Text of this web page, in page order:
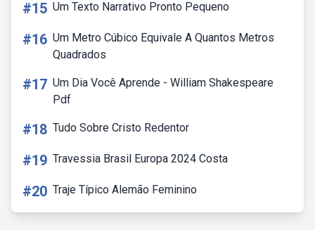
#15 Um Texto Narrativo Pronto Pequeno
#16 Um Metro Cúbico Equivale A Quantos Metros
Quadrados
#17 Um Dia Você Aprende - William Shakespeare
Pdf
#18 Tudo Sobre Cristo Redentor
#19 Travessia Brasil Europa 2024 Costa
#20 Traje Típico Alemão Feminino